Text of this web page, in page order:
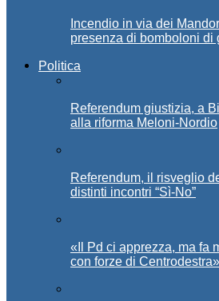
Incendio in via dei
presenza di bomboloni di
Politica
Referendum giustizia, a
alla riforma Meloni-Nordio
Referendum, il risveglio
distinti incontri “Sì-No”
«Il Pd ci apprezza, ma fa
con forze di Centrodestra»